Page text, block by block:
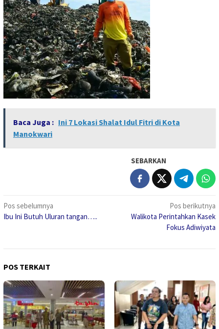
Baca Juga : Ini 7 Lokasi Shalat Idul Fitri di Kota
Manokwari
SEBARKAN
Navigasi
pos
Pos sebelumnya
Ibu Ini Butuh Uluran tangan…..
Pos berikutnya
Walikota Perintahkan Kasek
Fokus Adiwiyata
POS TERKAIT